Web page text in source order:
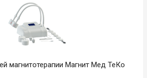
магнитотерапии Магнит Мед ТеКо